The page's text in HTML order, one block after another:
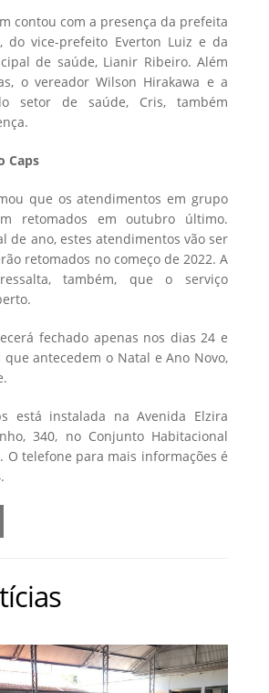
contou com a presença da prefeita
do vice-prefeito Everton Luiz e da
de saúde, Lianir Ribeiro. Além
o vereador Wilson Hirakawa e a
setor de saúde, Cris, também
Caps
que os atendimentos em grupo
retomados em outubro último.
de ano, estes atendimentos vão ser
retomados no começo de 2022. A
também, que o serviço
fechado apenas nos dias 24 e
que antecedem o Natal e Ano Novo,
está instalada na Avenida Elzira
340, no Conjunto Habitacional
O telefone para mais informações é